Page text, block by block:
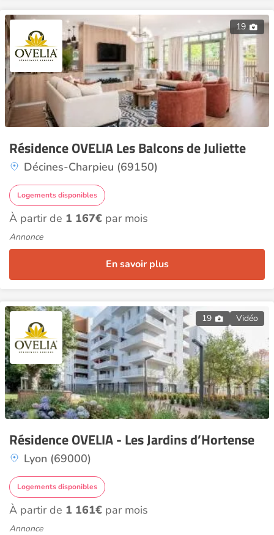
19
Résidence OVELIA Les Balcons de Juliette
Décines-Charpieu (69150)
Logements disponibles
À partir de 1 167€ par mois
Annonce
En savoir plus
19 Vidéo
Résidence OVELIA - Les Jardins d’Hortense
Lyon (69000)
Logements disponibles
À partir de 1 161€ par mois
Annonce